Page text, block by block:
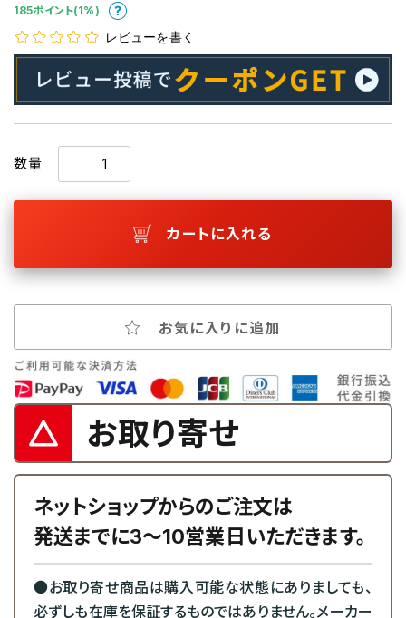
185ポイント(1%)
レビューを書く
数量
カートに入れる
お気に入りに追加
お取り寄せ
ネットショップからのご注文は
発送までに3～10営業日いただきます。
●お取り寄せ商品は購入可能な状態にありましても、
必ずしも在庫を保証するものではありません。メーカー